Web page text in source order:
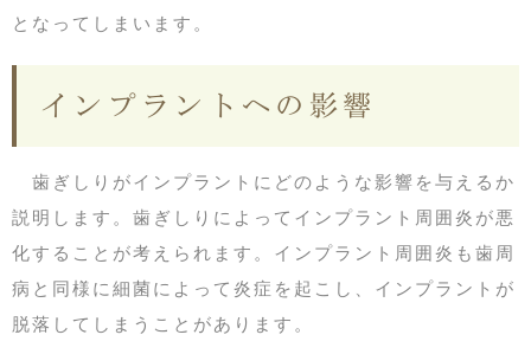
となってしまいます。
インプラントへの影響
歯ぎしりがインプラントにどのような影響を与えるか
説明します。歯ぎしりによってインプラント周囲炎が悪
化することが考えられます。インプラント周囲炎も歯周
病と同様に細菌によって炎症を起こし、インプラントが
脱落してしまうことがあります。